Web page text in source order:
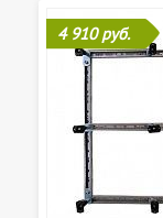
4 910 руб.